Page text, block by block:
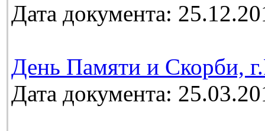
Дата документа:
День Памяти и Скорби,
Дата документа: